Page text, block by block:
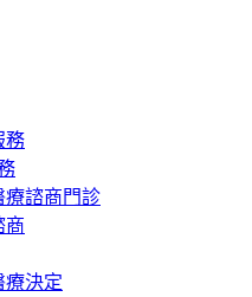
務
療諮商門診
商
療決定